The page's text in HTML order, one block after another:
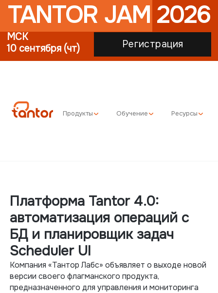
Регистрация
TANTOR JAM 2026
10 сентября (чт)
Продукты Обучение Ресурсы
Платформа Tantor 4.0:
автоматизация операций с
БД и планировщик задач
Scheduler UI
Компания «Тантор Лабс» объявляет о выходе новой
версии своего флагманского продукта,
предназначенного для управления и мониторинга